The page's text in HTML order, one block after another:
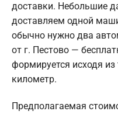
доставки. Небольшие
доставляем одной
обычно нужно два
от г. Пестово —
формируется исходя
километр.
Предполагаемая